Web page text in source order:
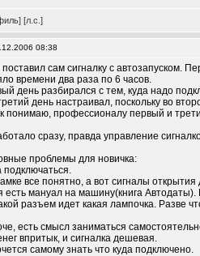
[л.с.]
08:38
поставил сам сигналку с автозапуском.
времени два раза по 6 часов.
день разбирался с тем, куда надо
день настраивал, поскольку во
понимаю, профессионалу первый и
сразу, правда управление
проблемы для новичка:
подключаться.
все понятно, а вот сигналы
есть мануал на машину(книга
разъем идет какая лампочка. Разве
есть смысл заниматься
впритык, и сигналка дешевая.
самому знать что куда подключено.